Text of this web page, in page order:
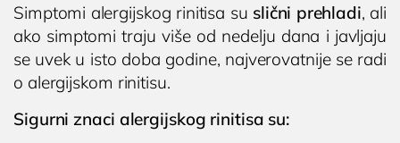
Simptomi alergijskog rinitisa su slični prehladi, ali
ako simptomi traju više od nedelju dana i javljaju
se uvek u isto doba godine, najverovatnije se radi
o alergijskom rinitisu.
Sigurni znaci alergijskog rinitisa su: